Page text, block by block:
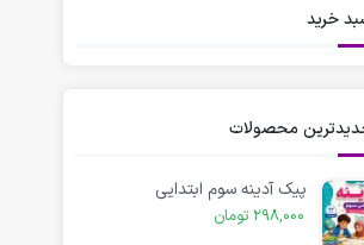
خرید
محصولات
پیک آدینه سوم ابتدایی
298,000 تومان